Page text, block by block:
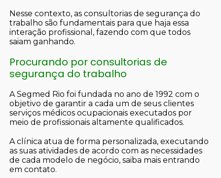
Nesse contexto, as consultorias de segurança do
trabalho são fundamentais para que haja essa
interação profissional, fazendo com que todos
saiam ganhando.
Procurando por consultorias de
segurança do trabalho
A Segmed Rio foi fundada no ano de 1992 com o
objetivo de garantir a cada um de seus clientes
serviços médicos ocupacionais executados por
meio de profissionais altamente qualificados.
A clínica atua de forma personalizada, executando
as suas atividades de acordo com as necessidades
de cada modelo de negócio, saiba mais entrando
em contato.